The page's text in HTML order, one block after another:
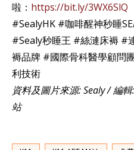
啦： https://bit.ly/3WX6SlQ
#SealyHK #咖啡醒神秒睡
#Sealy秒睡王 #絲漣床褥 #
褥品牌 #國際骨科醫學顧問
利技術
資料及圖片來源: Sealy / 編
站